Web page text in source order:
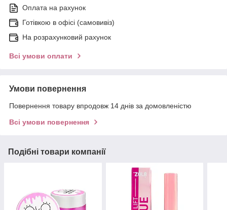
Оплата на рахунок
Готівкою в офісі (самовивіз)
На розрахунковий рахунок
Всі умови оплати
Умови повернення
Повернення товару впродовж 14 днів за домовленістю
Всі умови повернення
Подібні товари компанії